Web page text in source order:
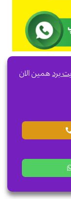
بردهمین الان